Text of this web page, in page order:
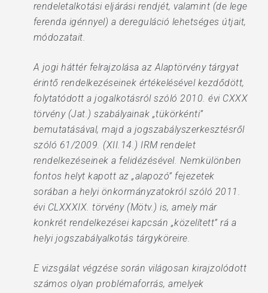
rendeletalkotási eljárási rendjét, valamint (de lege
ferenda igénnyel) a dereguláció lehetséges útjait,
módozatait.
A jogi háttér felrajzolása az Alaptörvény tárgyat
érintő rendelkezéseinek értékelésével kezdődött,
folytatódott a jogalkotásról szóló 2010. évi CXXX
törvény (Jat.) szabályainak „tükörkénti”
bemutatásával, majd a jogszabályszerkesztésről
szóló 61/2009. (XII.14.) IRM rendelet
rendelkezéseinek a felidézésével. Nemkülönben
fontos helyt kapott az „alapozó” fejezetek
sorában a helyi önkormányzatokról szóló 2011.
évi CLXXXIX. törvény (Mötv.) is, amely már
konkrét rendelkezései kapcsán „közelített” rá a
helyi jogszabályalkotás tárgyköreire.
E vizsgálat végzése során világosan kirajzolódott
számos olyan problémaforrás, amelyek